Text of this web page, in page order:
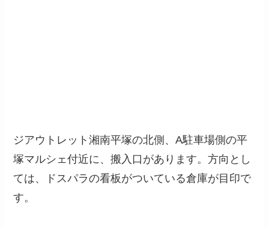
ジアウトレット湘南平塚の北側、A駐車場側の平
塚マルシェ付近に、搬入口があります。方向とし
ては、ドスパラの看板がついている倉庫が目印で
す。